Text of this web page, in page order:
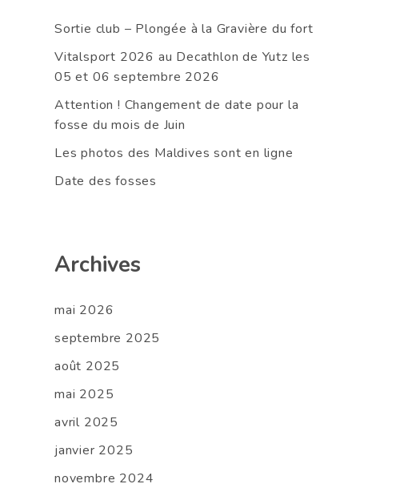
Sortie club – Plongée à la Gravière du fort
Vitalsport 2026 au Decathlon de Yutz les
05 et 06 septembre 2026
Attention ! Changement de date pour la
fosse du mois de Juin
Les photos des Maldives sont en ligne
Date des fosses
Archives
mai 2026
septembre 2025
août 2025
mai 2025
avril 2025
janvier 2025
novembre 2024